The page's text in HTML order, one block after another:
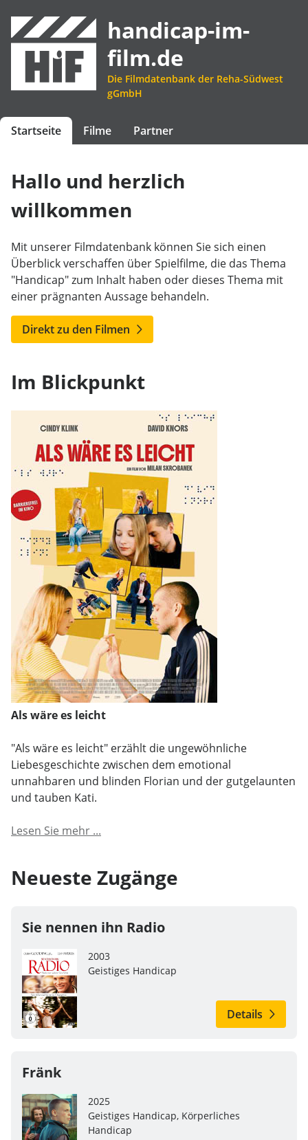
handicap-im-
film.de
Die Filmdatenbank der Reha-Südwest
gGmbH
Startseite Filme Partner
Hallo und herzlich
willkommen
Mit unserer Filmdatenbank können Sie sich einen
Überblick verschaffen über Spielfilme, die das Thema
"Handicap" zum Inhalt haben oder dieses Thema mit
einer prägnanten Aussage behandeln.
Direkt zu den Filmen
Im Blickpunkt
Als wäre es leicht
"Als wäre es leicht" erzählt die ungewöhnliche
Liebesgeschichte zwischen dem emotional
unnahbaren und blinden Florian und der gutgelaunten
und tauben Kati.
Lesen Sie mehr ...
Neueste Zugänge
Sie nennen ihn Radio
2003
Geistiges Handicap
Details
Fränk
2025
Geistiges Handicap, Körperliches
Handicap